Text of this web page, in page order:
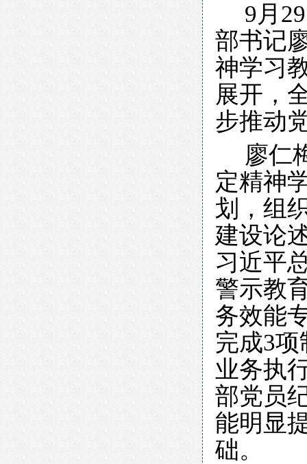
9月
部书记
神学习
展开，
步推动
廖仁
定精神
划，组
建设论
习近平
警示教
务效能
完成3
业务执
部党员
能明显
础。